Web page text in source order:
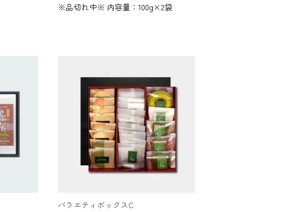
※品切れ中※ 内容量：100g×2袋
バラエティボックスC